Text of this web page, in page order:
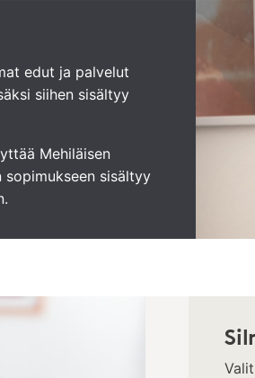
edut ja palvelut
siihen sisältyy
Mehiläisen
sopimukseen sisältyy